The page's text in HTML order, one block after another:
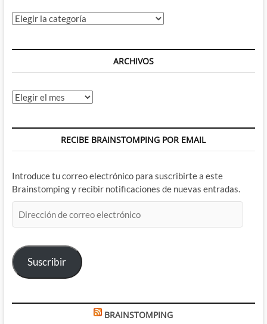
Categorías
ARCHIVOS
Archivos
RECIBE BRAINSTOMPING POR EMAIL
Introduce tu correo electrónico para suscribirte a este
Brainstomping y recibir notificaciones de nuevas entradas.
de
electrónico
Suscribir
BRAINSTOMPING